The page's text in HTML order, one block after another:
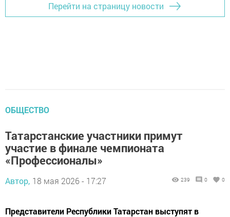
Перейти на страницу новости
ОБЩЕСТВО
Татарстанские участники примут
участие в финале чемпионата
«Профессионалы»
Автор, 18 мая 2026 - 17:27 239 0 0
Представители Республики Татарстан выступят в